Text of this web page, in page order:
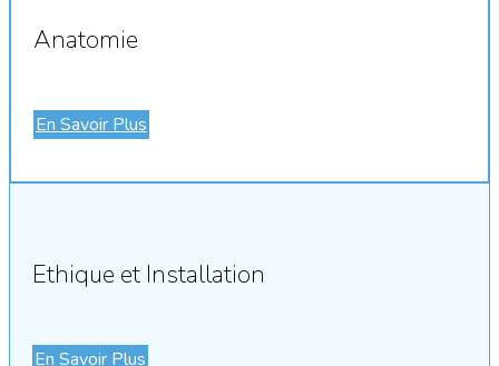
Anatomie
En Savoir Plus
Ethique et Installation
En Savoir Plus